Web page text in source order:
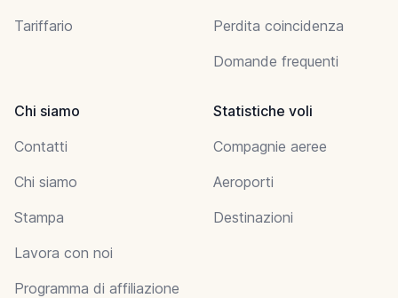
Tariffario
Perdita coincidenza
Domande frequenti
Chi siamo
Contatti
Chi siamo
Stampa
Lavora con noi
Programma di affiliazione
Statistiche voli
Compagnie aeree
Aeroporti
Destinazioni